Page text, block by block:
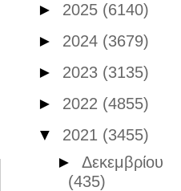
► 2025 (6140)
► 2024 (3679)
► 2023 (3135)
► 2022 (4855)
▼ 2021 (3455)
► Δεκεμβρίου
(435)